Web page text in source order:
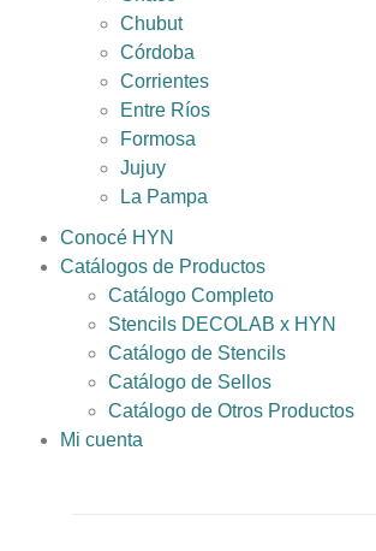
Chubut
Córdoba
Corrientes
Entre Ríos
Formosa
Jujuy
La Pampa
Conocé HYN
Catálogos de Productos
Catálogo Completo
Stencils DECOLAB x HYN
Catálogo de Stencils
Catálogo de Sellos
Catálogo de Otros Productos
Mi cuenta